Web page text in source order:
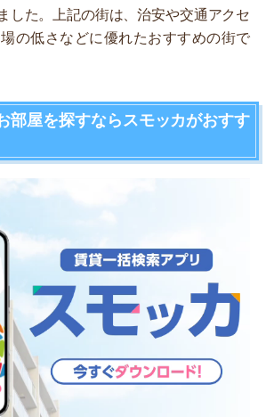
した。上記の街は、治安や交通アクセ
の低さなどに優れたおすすめの街で
部屋を探すならスモッカがおすす